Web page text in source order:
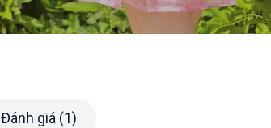
Đánh giá (1)